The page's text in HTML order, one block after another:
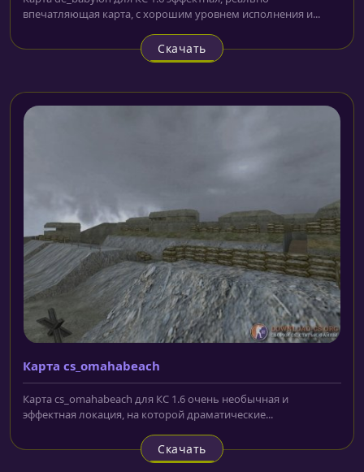
впечатляющая карта, с хорошим уровнем исполнения и...
Скачать
Карта cs_omahabeach
Карта cs_omahabeach для КС 1.6 очень необычная и
эффектная локация, на которой драматические...
Скачать